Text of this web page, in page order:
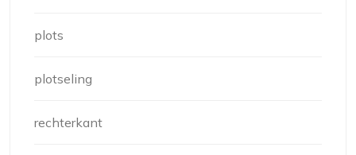
plots
plotseling
rechterkant